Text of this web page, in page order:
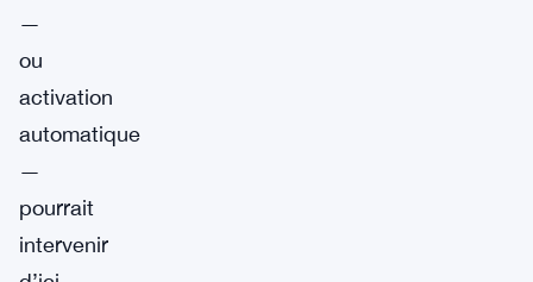
—
ou
activation
automatique
—
pourrait
intervenir